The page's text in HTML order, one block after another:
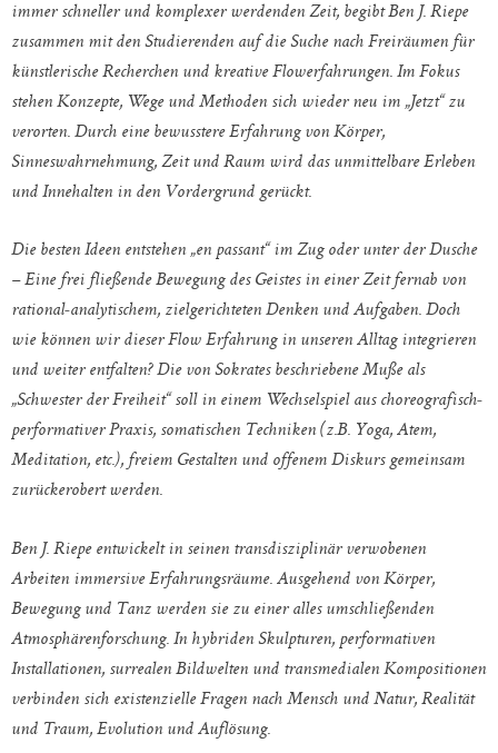
immer schneller und komplexer werdenden Zeit, begibt Ben J. Riepe
zusammen mit den Studierenden auf die Suche nach Freiräumen für
künstlerische Recherchen und kreative Flowerfahrungen. Im Fokus
stehen Konzepte, Wege und Methoden sich wieder neu im „Jetzt“ zu
verorten. Durch eine bewusstere Erfahrung von Körper,
Sinneswahrnehmung, Zeit und Raum wird das unmittelbare Erleben
und Innehalten in den Vordergrund gerückt.
Die besten Ideen entstehen „en passant“ im Zug oder unter der Dusche
– Eine frei fließende Bewegung des Geistes in einer Zeit fernab von
rational-analytischem, zielgerichteten Denken und Aufgaben. Doch
wie können wir dieser Flow Erfahrung in unseren Alltag integrieren
und weiter entfalten? Die von Sokrates beschriebene Muße als
„Schwester der Freiheit“ soll in einem Wechselspiel aus choreografisch-
performativer Praxis, somatischen Techniken (z.B. Yoga, Atem,
Meditation, etc.), freiem Gestalten und offenem Diskurs gemeinsam
zurückerobert werden.
Ben J. Riepe entwickelt in seinen transdisziplinär verwobenen
Arbeiten immersive Erfahrungsräume. Ausgehend von Körper,
Bewegung und Tanz werden sie zu einer alles umschließenden
Atmosphärenforschung. In hybriden Skulpturen, performativen
Installationen, surrealen Bildwelten und transmedialen Kompositionen
verbinden sich existenzielle Fragen nach Mensch und Natur, Realität
und Traum, Evolution und Auflösung.